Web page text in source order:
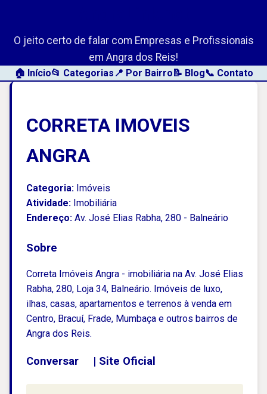
O jeito certo de falar com Empresas e Profissionais
em Angra dos Reis!
🏠 Início📂 Categorias 📍 Por Bairro📝 Blog📞 Contato
CORRETA IMOVEIS
ANGRA
Categoria: Imóveis
Atividade: Imobiliária
Endereço: Av. José Elias Rabha, 280 - Balneário
Sobre
Correta Imóveis Angra - imobiliária na Av. José Elias
Rabha, 280, Loja 34, Balneário. Imóveis de luxo,
ilhas, casas, apartamentos e terrenos à venda em
Centro, Bracuí, Frade, Mumbaça e outros bairros de
Angra dos Reis.
Conversar | Site Oficial